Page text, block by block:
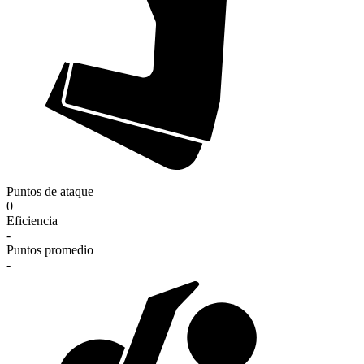
Puntos de ataque
0
Eficiencia
-
Puntos promedio
-